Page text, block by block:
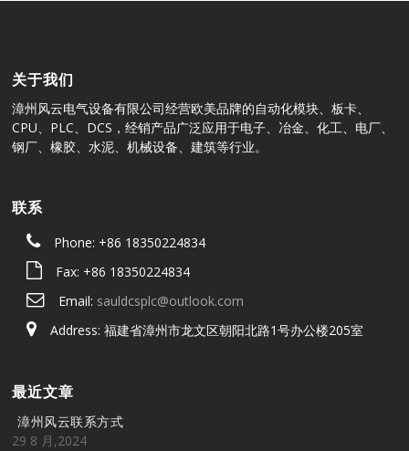
关于我们
漳州风云电气设备有限公司经营欧美品牌的自动化模块、板卡、
CPU、PLC、DCS，经销产品广泛应用于电子、冶金、化工、电厂、
钢厂、橡胶、水泥、机械设备、建筑等行业。
联系
Phone: +86 18350224834
Fax: +86 18350224834
Email: sauldcsplc@outlook.com
Address: 福建省漳州市龙文区朝阳北路1号办公楼205室
最近文章
漳州风云联系方式
29 8 月,2024